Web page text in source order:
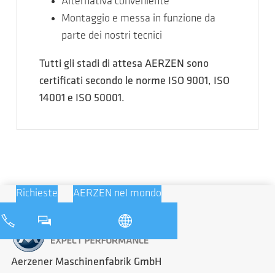
Montaggio e messa in funzione da
parte dei nostri tecnici
Tutti gli stadi di attesa AERZEN sono
certificati secondo le norme ISO 9001, ISO
14001 e ISO 50001.
Richieste AERZEN nel mondo
Aerzener Maschinenfabrik GmbH